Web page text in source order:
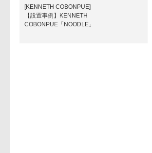
[KENNETH COBONPUE]
【設置事例】KENNETH
COBONPUE「NOODLE」